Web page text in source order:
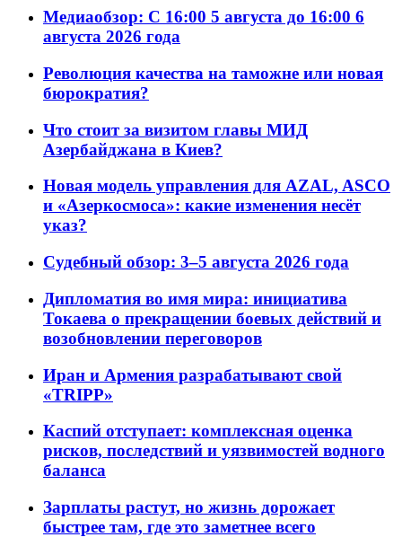
Медиаобзор: С 16:00 5 августа до 16:00 6
августа 2026 года
Революция качества на таможне или новая
бюрократия?
Что стоит за визитом главы МИД
Азербайджана в Киев?
Новая модель управления для AZAL, ASCO
и «Азеркосмоса»: какие изменения несёт
указ?
Судебный обзор: 3–5 августа 2026 года
Дипломатия во имя мира: инициатива
Токаева о прекращении боевых действий и
возобновлении переговоров
Иран и Армения разрабатывают свой
«TRIPP»
Каспий отступает: комплексная оценка
рисков, последствий и уязвимостей водного
баланса
Зарплаты растут, но жизнь дорожает
быстрее там, где это заметнее всего